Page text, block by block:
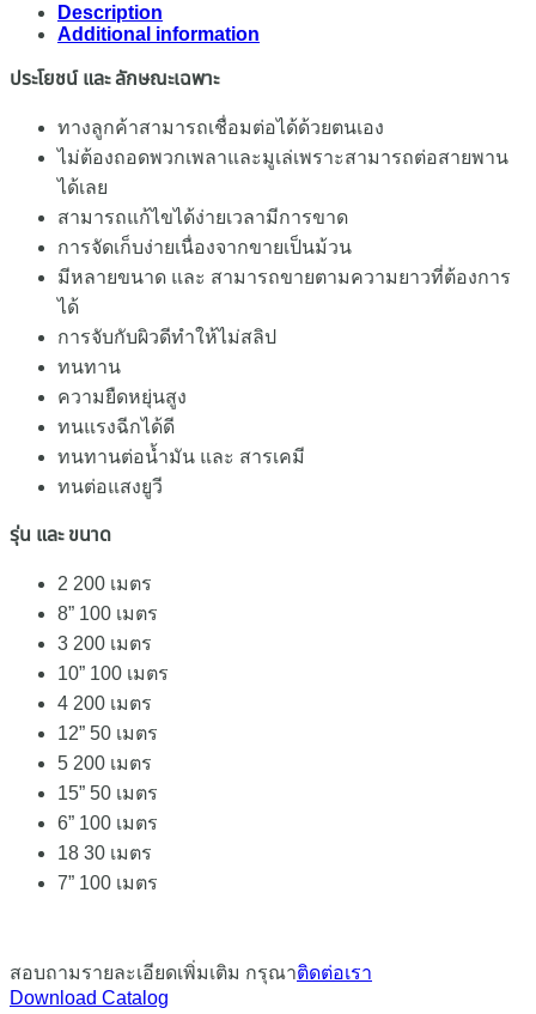
Description
Additional information
ประโยชน์ และ ลักษณะเฉพาะ
ทางลูกค้าสามารถเชื่อมต่อได้ด้วยตนเอง
ไม่ต้องถอดพวกเพลาและมูเล่เพราะสามารถต่อสายพาน
ได้เลย
สามารถแก้ไขได้ง่ายเวลามีการขาด
การจัดเก็บง่ายเนื่องจากขายเป็นม้วน
มีหลายขนาด และ สามารถขายตามความยาวที่ต้องการ
ได้
การจับกับผิวดีทำให้ไม่สลิป
ทนทาน
ความยืดหยุ่นสูง
ทนแรงฉีกได้ดี
ทนทานต่อน้ำมัน และ สารเคมี
ทนต่อแสงยูวี
รุ่น และ ขนาด
2 200 เมตร
8” 100 เมตร
3 200 เมตร
10” 100 เมตร
4 200 เมตร
12” 50 เมตร
5 200 เมตร
15” 50 เมตร
6” 100 เมตร
18 30 เมตร
7” 100 เมตร
สอบถามรายละเอียดเพิ่มเติม กรุณาติดต่อเรา
Download Catalog